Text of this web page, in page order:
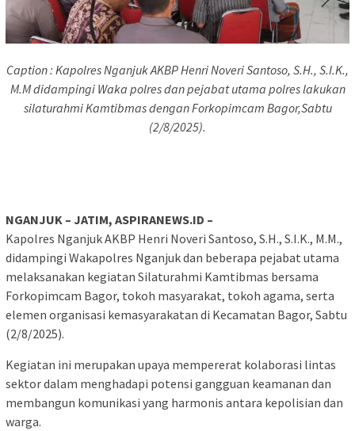
Caption : Kapolres Nganjuk AKBP Henri Noveri Santoso, S.H., S.I.K.,
M.M didampingi Waka polres dan pejabat utama polres lakukan
silaturahmi Kamtibmas dengan Forkopimcam Bagor,Sabtu
(2/8/2025).
NGANJUK – JATIM, ASPIRANEWS.ID –
Kapolres Nganjuk AKBP Henri Noveri Santoso, S.H., S.I.K., M.M.,
didampingi Wakapolres Nganjuk dan beberapa pejabat utama
melaksanakan kegiatan Silaturahmi Kamtibmas bersama
Forkopimcam Bagor, tokoh masyarakat, tokoh agama, serta
elemen organisasi kemasyarakatan di Kecamatan Bagor, Sabtu
(2/8/2025).
Kegiatan ini merupakan upaya mempererat kolaborasi lintas
sektor dalam menghadapi potensi gangguan keamanan dan
membangun komunikasi yang harmonis antara kepolisian dan
warga.